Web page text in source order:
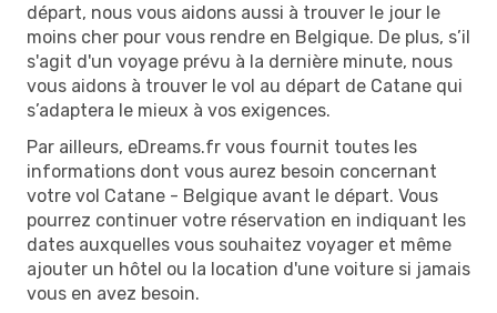
départ, nous vous aidons aussi à trouver le jour le
moins cher pour vous rendre en Belgique. De plus, s’il
s'agit d'un voyage prévu à la dernière minute, nous
vous aidons à trouver le vol au départ de Catane qui
s’adaptera le mieux à vos exigences.
Par ailleurs, eDreams.fr vous fournit toutes les
informations dont vous aurez besoin concernant
votre vol Catane - Belgique avant le départ. Vous
pourrez continuer votre réservation en indiquant les
dates auxquelles vous souhaitez voyager et même
ajouter un hôtel ou la location d'une voiture si jamais
vous en avez besoin.